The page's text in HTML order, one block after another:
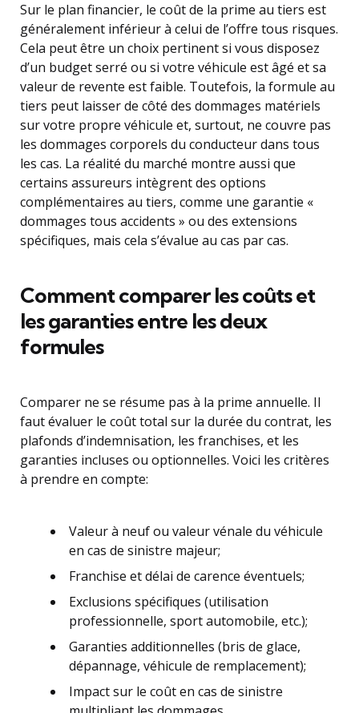
Sur le plan financier, le coût de la prime au tiers est
généralement inférieur à celui de l’offre tous risques.
Cela peut être un choix pertinent si vous disposez
d’un budget serré ou si votre véhicule est âgé et sa
valeur de revente est faible. Toutefois, la formule au
tiers peut laisser de côté des dommages matériels
sur votre propre véhicule et, surtout, ne couvre pas
les dommages corporels du conducteur dans tous
les cas. La réalité du marché montre aussi que
certains assureurs intègrent des options
complémentaires au tiers, comme une garantie «
dommages tous accidents » ou des extensions
spécifiques, mais cela s’évalue au cas par cas.
Comment comparer les coûts et
les garanties entre les deux
formules
Comparer ne se résume pas à la prime annuelle. Il
faut évaluer le coût total sur la durée du contrat, les
plafonds d’indemnisation, les franchises, et les
garanties incluses ou optionnelles. Voici les critères
à prendre en compte:
Valeur à neuf ou valeur vénale du véhicule
en cas de sinistre majeur;
Franchise et délai de carence éventuels;
Exclusions spécifiques (utilisation
professionnelle, sport automobile, etc.);
Garanties additionnelles (bris de glace,
dépannage, véhicule de remplacement);
Impact sur le coût en cas de sinistre